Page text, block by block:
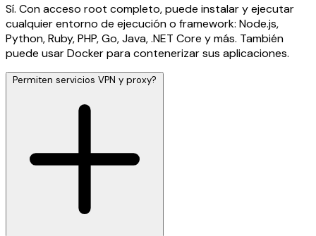
Sí. Con acceso root completo, puede instalar y ejecutar
cualquier entorno de ejecución o framework: Node.js,
Python, Ruby, PHP, Go, Java, .NET Core y más. También
puede usar Docker para contenerizar sus aplicaciones.
Permiten servicios VPN y proxy?